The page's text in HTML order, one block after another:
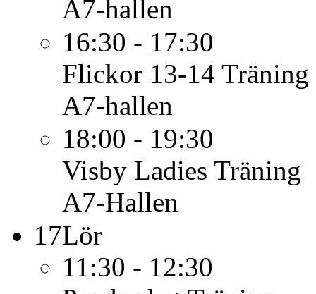
A7-hallen
16:30 - 17:30
Flickor 13-14 Träning
A7-hallen
18:00 - 19:30
Visby Ladies Träning
A7-Hallen
17Lör
11:30 - 12:30